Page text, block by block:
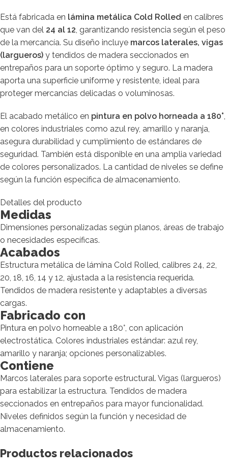
Está fabricada en lámina metálica Cold Rolled en calibres
que van del 24 al 12, garantizando resistencia según el peso
de la mercancía. Su diseño incluye marcos laterales, vigas
(largueros) y tendidos de madera seccionados en
entrepaños para un soporte óptimo y seguro. La madera
aporta una superficie uniforme y resistente, ideal para
proteger mercancías delicadas o voluminosas.
El acabado metálico en pintura en polvo horneada a 180°,
en colores industriales como azul rey, amarillo y naranja,
asegura durabilidad y cumplimiento de estándares de
seguridad. También está disponible en una amplia variedad
de colores personalizados. La cantidad de niveles se define
según la función específica de almacenamiento.
Detalles del producto
Medidas
Dimensiones personalizadas según planos, áreas de trabajo
o necesidades específicas.
Acabados
Estructura metálica de lámina Cold Rolled, calibres 24, 22,
20, 18, 16, 14 y 12, ajustada a la resistencia requerida.
Tendidos de madera resistente y adaptables a diversas
cargas.
Fabricado con
Pintura en polvo horneable a 180°, con aplicación
electrostática. Colores industriales estándar: azul rey,
amarillo y naranja; opciones personalizables.
Contiene
Marcos laterales para soporte estructural. Vigas (largueros)
para estabilizar la estructura. Tendidos de madera
seccionados en entrepaños para mayor funcionalidad.
Niveles definidos según la función y necesidad de
almacenamiento.
Productos relacionados